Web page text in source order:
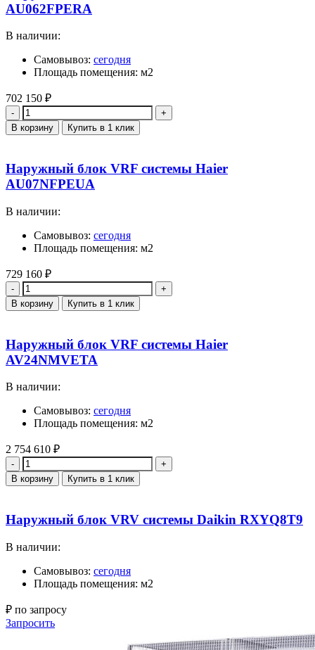
AU062FPERA
В наличии:
Самовывоз: сегодня
Площадь помещения: м2
702 150 ₽
Количество
В корзину Купить в 1 клик
Наружный блок VRF системы Haier
AU07NFPEUA
В наличии:
Самовывоз: сегодня
Площадь помещения: м2
729 160 ₽
Количество
В корзину Купить в 1 клик
Наружный блок VRF системы Haier
AV24NMVETA
В наличии:
Самовывоз: сегодня
Площадь помещения: м2
2 754 610 ₽
Количество
В корзину Купить в 1 клик
Наружный блок VRV системы Daikin RXYQ8T9
В наличии:
Самовывоз: сегодня
Площадь помещения: м2
₽ по запросу
Запросить